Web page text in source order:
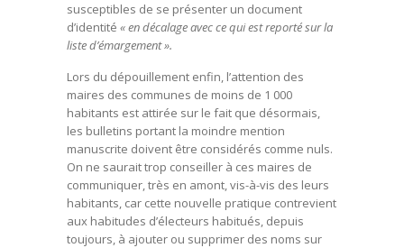
susceptibles de se présenter un document
d’identité « en décalage avec ce qui est reporté sur la
liste d’émargement ».
Lors du dépouillement enfin, l’attention des
maires des communes de moins de 1 000
habitants est attirée sur le fait que désormais,
les bulletins portant la moindre mention
manuscrite doivent être considérés comme nuls.
On ne saurait trop conseiller à ces maires de
communiquer, très en amont, vis-à-vis des leurs
habitants, car cette nouvelle pratique contrevient
aux habitudes d’électeurs habitués, depuis
toujours, à ajouter ou supprimer des noms sur